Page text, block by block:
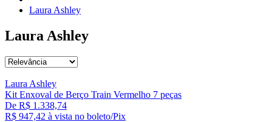
Laura Ashley
Laura Ashley
Laura Ashley
Kit Enxoval de Berço Train Vermelho 7 peças
De R$ 1.338,74
R$ 947,42 à vista no boleto/Pix